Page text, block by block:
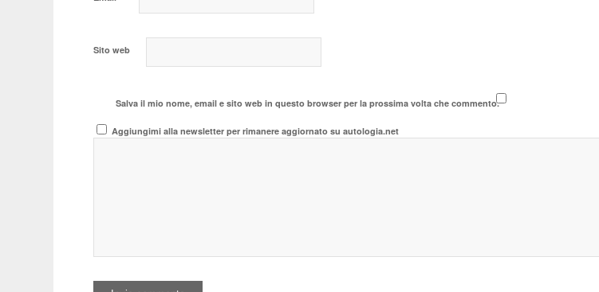
Sito web
Salva il mio nome, email e sito web in questo browser per la prossima volta che commento.
Aggiungimi alla newsletter per rimanere aggiornato su autologia.net